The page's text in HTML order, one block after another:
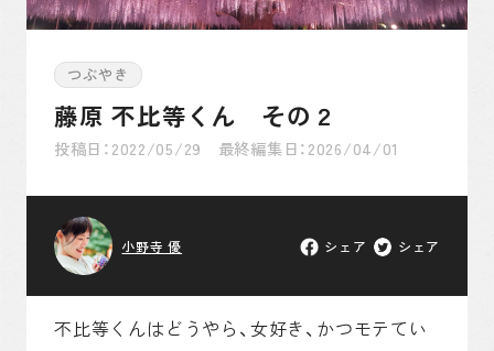
ゆかりの地紹介
つぶやき
そもそも古事記とは
つぶやき
藤原 不比等くん その２
投稿日：2022/05/29 最終編集日：2026/04/01
小野寺 優 シェア シェア
不比等くんはどうやら、女好き、かつモテてい